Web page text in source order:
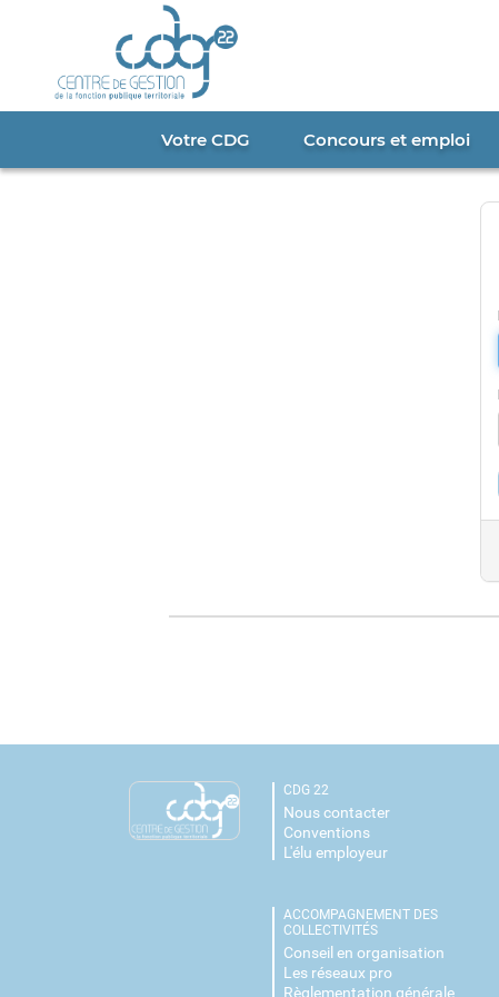
Votre CDG Concours et emploi
CDG 22
Nous contacter
Conventions
L'élu employeur
ACCOMPAGNEMENT DES
COLLECTIVITÉS
Conseil en organisation
Les réseaux pro
Règlementation générale
Cookies management panel